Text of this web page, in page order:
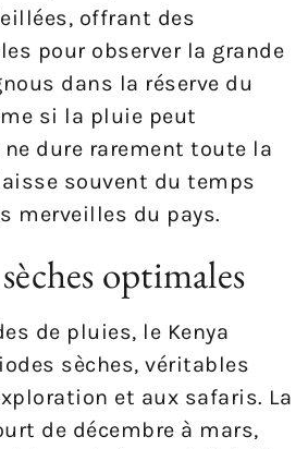
offrant des
pour observer la grande
dans la réserve du
si la pluie peut
dure rarement toute la
souvent du temps
merveilles du pays.
optimales
de pluies, le Kenya
sèches, véritables
et aux safaris. La
de décembre à mars,